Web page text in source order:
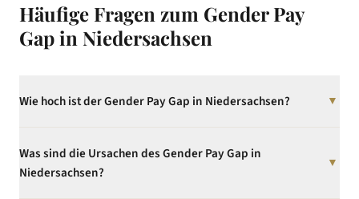
Häufige Fragen zum Gender Pay
Gap in Niedersachsen
Wie hoch ist der Gender Pay Gap in Niedersachsen? ▼
(Statistisches Bundesamt, Dezember 2025). Das liegt 2
Prozentpunkte über dem Bundesdurchschnitt von 16%.
Was sind die Ursachen des Gender Pay Gap in
Niedersachsen?
▼